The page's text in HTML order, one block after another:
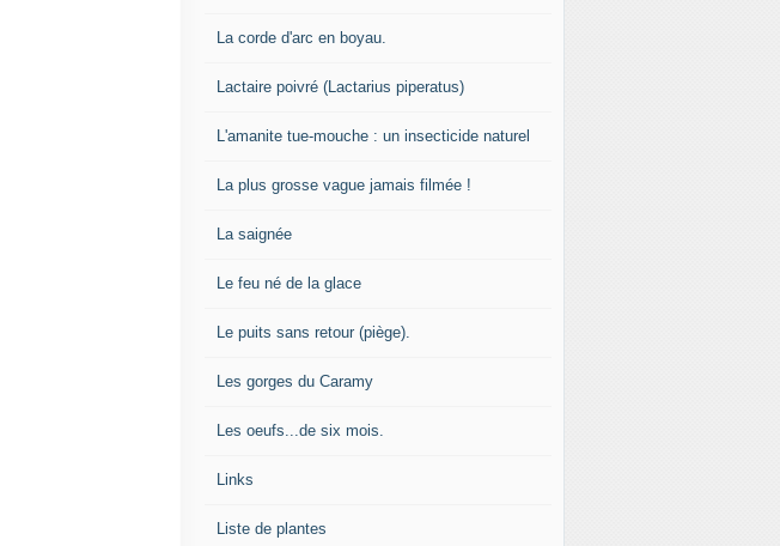
La corde d'arc en boyau.
Lactaire poivré (Lactarius piperatus)
L'amanite tue-mouche : un insecticide naturel
La plus grosse vague jamais filmée !
La saignée
Le feu né de la glace
Le puits sans retour (piège).
Les gorges du Caramy
Les oeufs...de six mois.
Links
Liste de plantes